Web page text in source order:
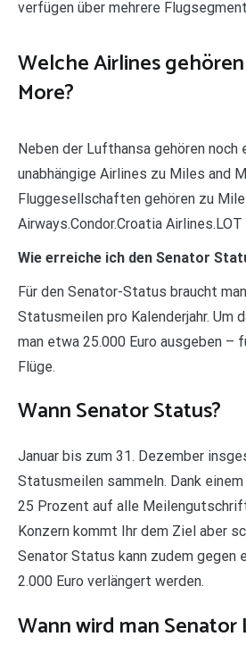
verfügen über mehrere
Welche Airlines
More?
Neben der Lufthansa gehören
unabhängige Airlines zu Miles and
Fluggesellschaften gehören zu
Airways.Condor.Croatia
Wie erreiche ich den Senator
Für den Senator-Status braucht
Statusmeilen pro Kalenderjahr. Um
man etwa 25.000 Euro ausgeben –
Flüge.
Wann Senator Status?
Januar bis zum 31. Dezember
Statusmeilen sammeln. Dank
25 Prozent auf alle
Konzern kommt Ihr dem Ziel aber
Senator Status kann zudem gegen
2.000 Euro verlängert werden.
Wann wird man Senator